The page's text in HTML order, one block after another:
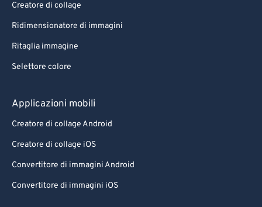
Creatore di collage
Ridimensionatore di immagini
Ritaglia immagine
Selettore colore
Applicazioni mobili
Creatore di collage Android
Creatore di collage iOS
Convertitore di immagini Android
Convertitore di immagini iOS